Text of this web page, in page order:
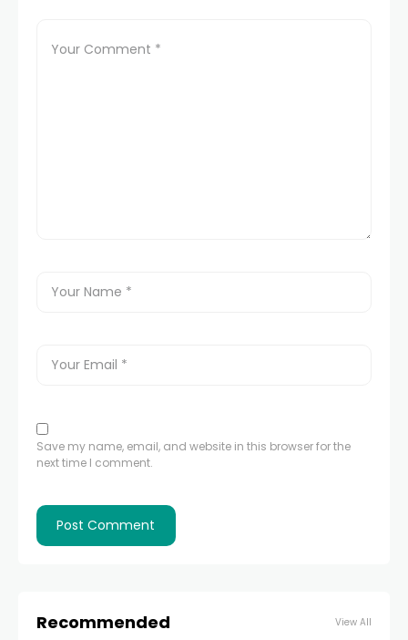
Save my name, email, and website in this browser for the
next time I comment.
Recommended View All